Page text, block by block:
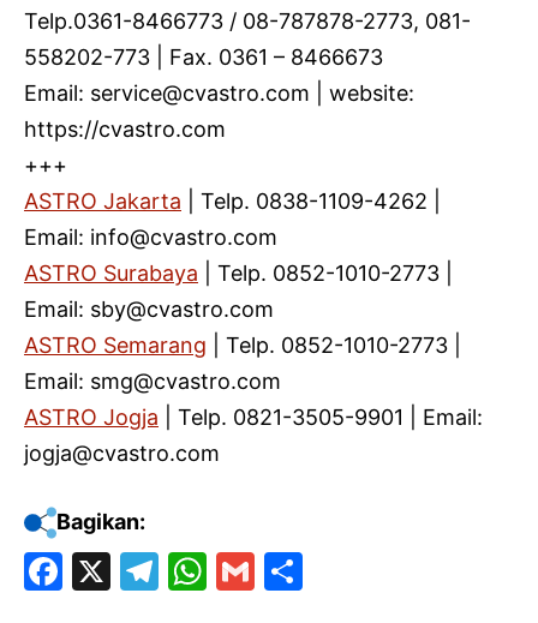
Telp.0361-8466773 / 08-787878-2773, 081-
558202-773 | Fax. 0361 – 8466673
Email: service@cvastro.com | website:
https://cvastro.com
+++
ASTRO Jakarta | Telp. 0838-1109-4262 |
Email: info@cvastro.com
ASTRO Surabaya | Telp. 0852-1010-2773 |
Email: sby@cvastro.com
ASTRO Semarang | Telp. 0852-1010-2773 |
Email: smg@cvastro.com
ASTRO Jogja | Telp. 0821-3505-9901 | Email:
jogja@cvastro.com
Bagikan:
F
X
T
W G